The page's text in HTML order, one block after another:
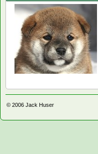
© 2006 Jack Huser